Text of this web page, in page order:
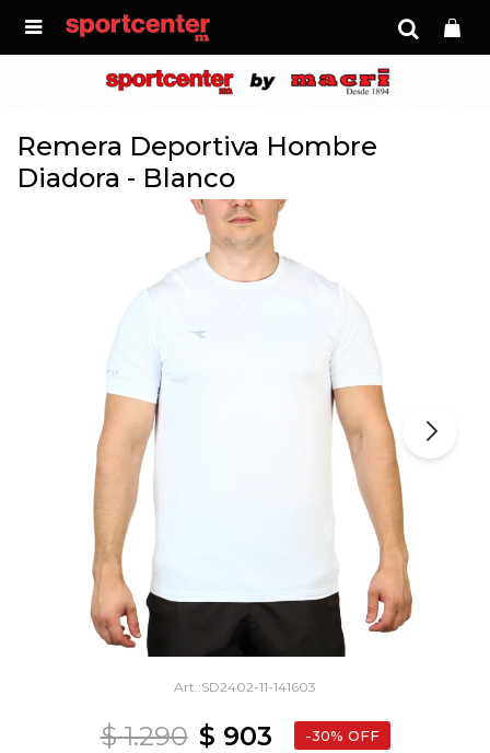

Remera Deportiva Hombre
Diadora - Blanco
SD2402-11-141603
$ 903
$ 1.290 30